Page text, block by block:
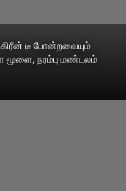
கிரீன் டீ போன்றவையும்
நரம்பு மண்டலம்